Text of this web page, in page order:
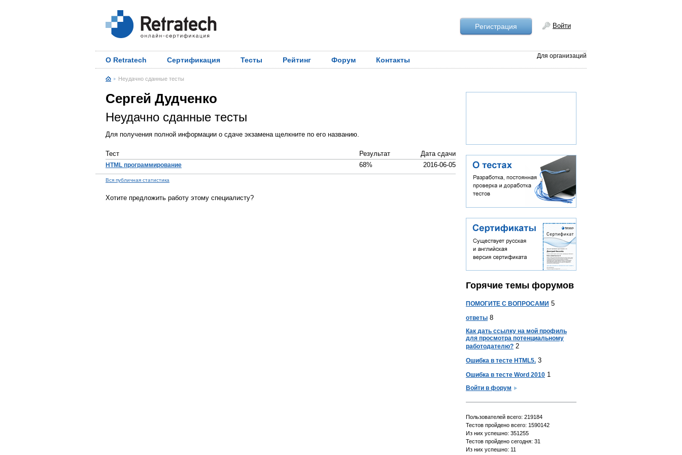
Рeгистрация Войти
Для организаций
О Retratech Сертификация Тесты Рейтинг Форум Контакты
Неудачно сданные тесты
Сергей Дудченко
Неудачно сданные тесты
Для получения полной информации о сдаче экзамена щелкните по его названию.
Тест Результат Дата сдачи
HTML программирование 68% 2016-06-05
Вся публичная статистика
Хотите предложить работу этому специалисту?
Горячие темы форумов
ПОМОГИТЕ С ВОПРОСАМИ 5
ответы 8
Как дать ссылку на мой профиль
для просмотра потенциальному
работодателю? 2
Ошибка в тесте HTML5. 3
Ошибка в тесте Word 2010 1
Войти в форум
Пользователей всего: 219184
Тестов пройдено всего: 1590142
Из них успешно: 351255
Тестов пройдено сегодня: 31
Из них успешно: 11